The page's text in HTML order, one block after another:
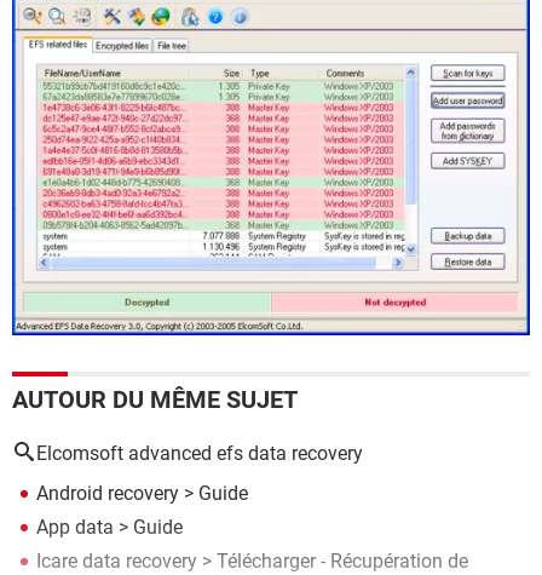
AUTOUR DU MÊME SUJET
Elcomsoft advanced efs data recovery
Android recovery > Guide
App data > Guide
Icare data recovery > Télécharger - Récupération de